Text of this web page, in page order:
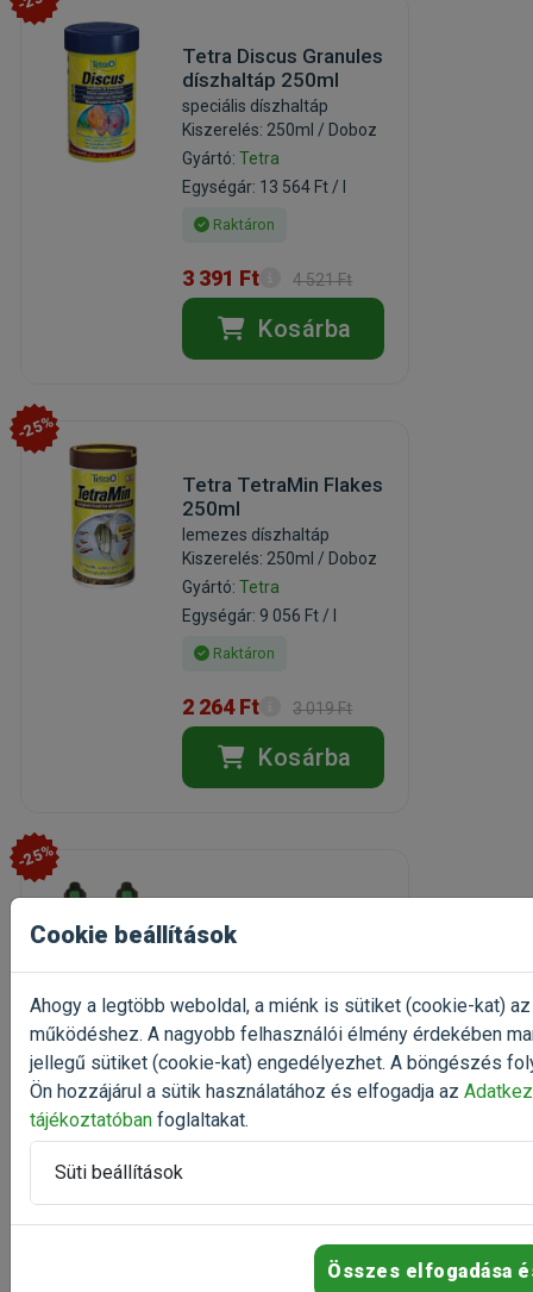
Tetra Discus Granules
díszhaltáp 250ml
speciális díszhaltáp
Kiszerelés: 250ml / Doboz
Gyártó:Tetra
Egységár: 13 564 Ft / l
Raktáron
3 391 Ft 4 521 Ft
Kosárba
-25%
Tetra TetraMin Flakes
250ml
lemezes díszhaltáp
Kiszerelés: 250ml / Doboz
Gyártó:Tetra
Egységár: 9 056 Ft / l
Raktáron
2 264 Ft 3 019 Ft
Kosárba
-25%
400/600/800 plus
Kiszerelés: 1 db / Csomag
Gyártó: Tetra
Egységár: 6 704 Ft / db
Kosárba
Cookie beállítások
Ahogy a legtöbb weboldal, a miénk is sütiket (cookie-kat)
működéshez. A nagyobb felhasználói élmény érdekében
jellegű sütiket (cookie-kat) engedélyezhet. A böngészés
Ön hozzájárul a sütik használatához és elfogadja az
tájékoztatóban foglaltakat.
Süti beállítások
Összes elfogadása